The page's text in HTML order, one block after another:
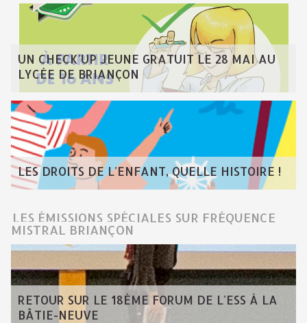
UN CHECK'UP JEUNE GRATUIT LE 28 MAI AU
LYCÉE DE BRIANÇON
LES DROITS DE L'ENFANT, QUELLE HISTOIRE !
LES ÉMISSIONS SPÉCIALES SUR FRÉQUENCE
MISTRAL BRIANÇON
RETOUR SUR LE 18ÈME FORUM DE L'ESS À LA
BÂTIE-NEUVE